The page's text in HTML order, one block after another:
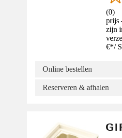
(0)
prijs
zijn
€*/
Online bestellen
Reserveren & afhalen